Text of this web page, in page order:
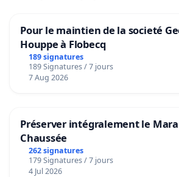
Pour le maintien de la societé
Houppe à Flobecq
189 signatures
189 Signatures / 7 jours
7 Aug 2026
Préserver intégralement le
Chaussée
262 signatures
179 Signatures / 7 jours
4 Jul 2026